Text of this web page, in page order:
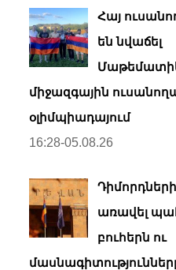
Հայ
են նվաճել
միջազգային
օլիմպիադայում
16:28-05.08.26
առավել
բուհերն ու
մասնագիտությունները